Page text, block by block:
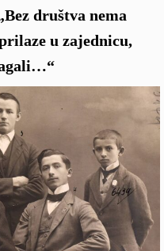
društva nema
u zajednicu,